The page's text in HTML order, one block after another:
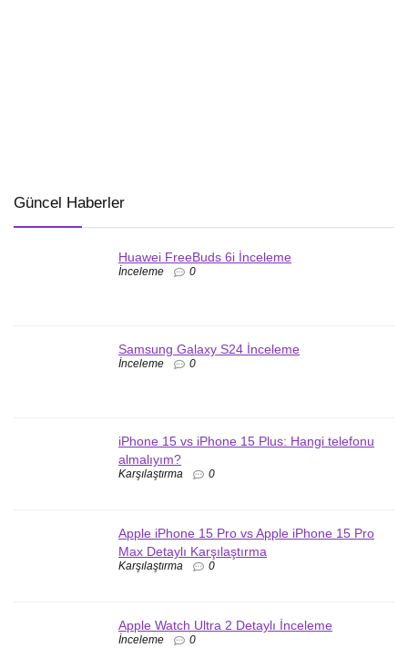
Güncel Haberler
Huawei FreeBuds 6i İnceleme
İnceleme 0
Samsung Galaxy S24 İnceleme
İnceleme 0
iPhone 15 vs iPhone 15 Plus: Hangi telefonu
almalıyım?
Karşılaştırma 0
Apple iPhone 15 Pro vs Apple iPhone 15 Pro
Max Detaylı Karşılaştırma
Karşılaştırma 0
Apple Watch Ultra 2 Detaylı İnceleme
İnceleme 0